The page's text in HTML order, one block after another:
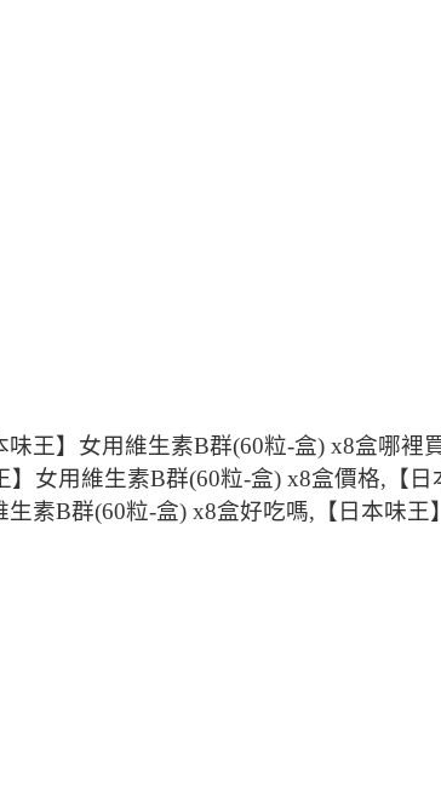
王】女用維生素B群(60粒-盒) x8盒哪
女用維生素B群(60粒-盒) x8盒價格,【
素B群(60粒-盒) x8盒好吃嗎,【日本味